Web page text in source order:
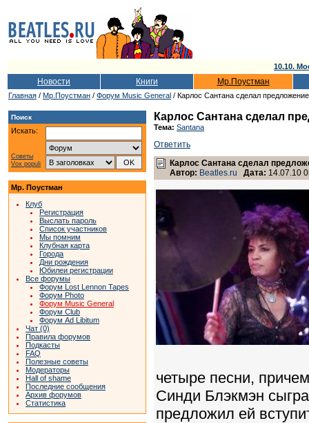
10.10.
Новости Книги Мр.Поустман
Главная / Мр.Поустман / Форум Music General / Карлос Сантана сделал
Поиск
Искать:
Советы
Vox populi
Мр. Поустман
Клуб
Регистрация
Выслать пароль
Список участников
Мы помним
Клубная карта
Города
Дни рождения
Юбилеи регистрации
Все форумы
Форум Lost Lennon Tapes
Форум Photo
Форум Music General
Форум Club
Форум Ad Libitum
Чат (0)
Правила форумов
Подкасты
FAQ
Полезные советы
Модераторы
Hall of shame
Последние сообщения
Архив форумов
Статистика
Карлос Сантана сделал
Тема: Santana
Ответить
Карлос Сантана сделал
Автор: Beatles.ru Дата: 14.07.10
четыре песни,
Синди Блэкмэн
предложил ей